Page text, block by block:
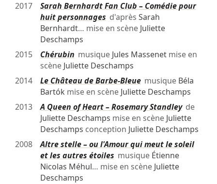
2017
Sarah Bernhardt Fan Club – Comédie pour
huit personnages d'après Sarah
Bernhardt… mise en scène Juliette
Deschamps
2015
Chérubin musique Jules Massenetmise en
scène Juliette Deschamps
2014
Le Château de Barbe-Bleuemusique Béla
Bartók mise en scène Juliette Deschamps
2013
A Queen of Heart – Rosemary Standleyde
Juliette Deschamps mise en scène Juliette
Deschamps conception Juliette Deschamps
2008
Altre stelle – ou l'Amour qui meut le soleil
et les autres étoiles musique Étienne
Nicolas Méhul… mise en scène Juliette
Deschamps